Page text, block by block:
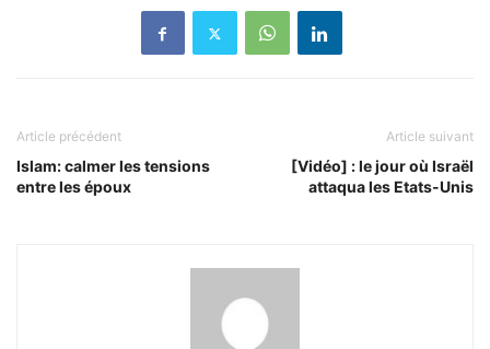
Article précédent
Islam: calmer les tensions
entre les époux
Article suivant
[Vidéo] : le jour où Israël
attaqua les Etats-Unis